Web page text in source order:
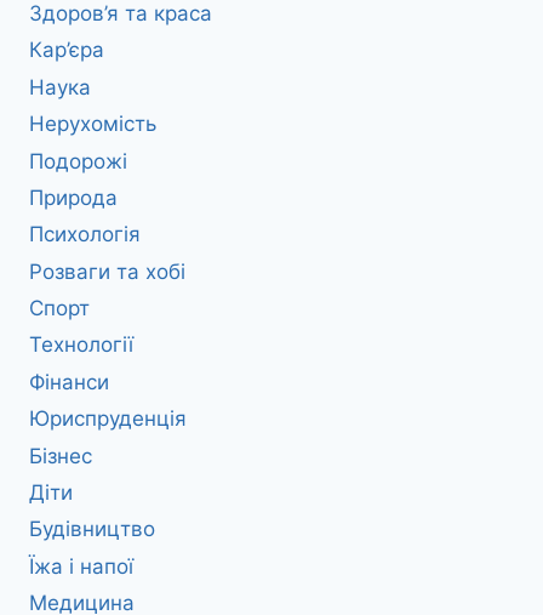
Здоров’я та краса
Кар’єра
Наука
Нерухомість
Подорожі
Природа
Психологія
Розваги та хобі
Спорт
Технології
Фінанси
Юриспруденція
Бізнес
Діти
Будівництво
Їжа і напої
Медицина